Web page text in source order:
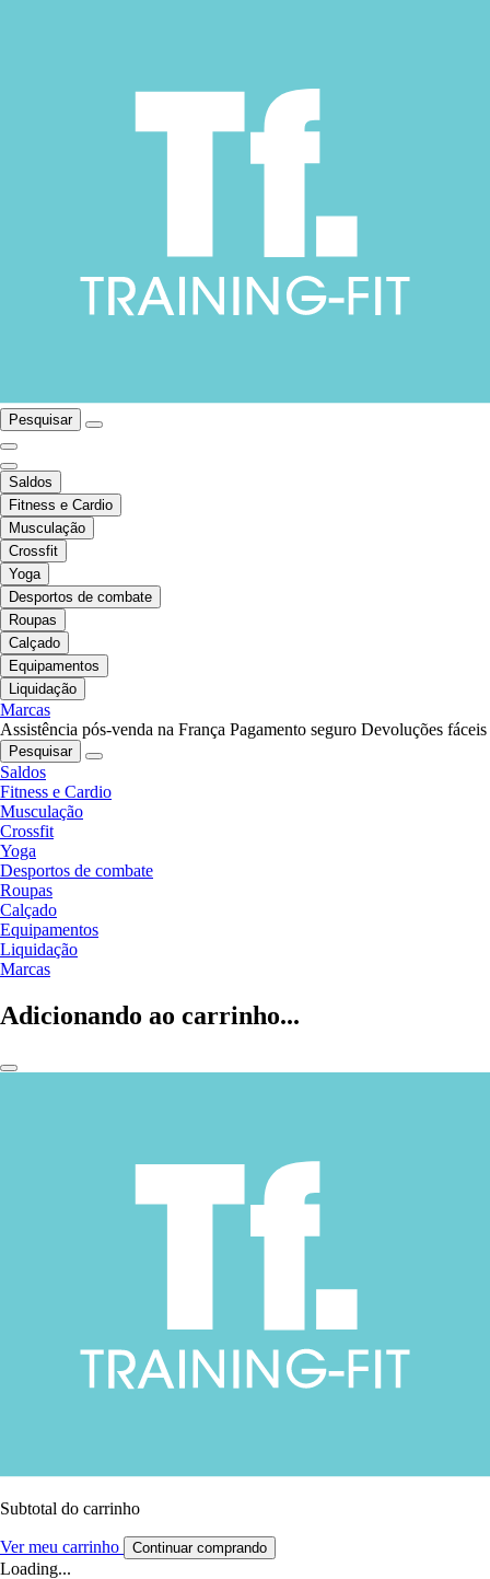
Pesquisar
Saldos
Fitness e Cardio
Musculação
Crossfit
Yoga
Desportos de combate
Roupas
Calçado
Equipamentos
Liquidação
Marcas
Assistência pós-venda na França Pagamento seguro Devoluções fáceis
Pesquisar
Saldos
Fitness e Cardio
Musculação
Crossfit
Yoga
Desportos de combate
Roupas
Calçado
Equipamentos
Liquidação
Marcas
Adicionando ao carrinho...
Subtotal do carrinho
Ver meu carrinho Continuar comprando
Loading...